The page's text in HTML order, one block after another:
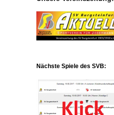
Nächste Spiele des SVB: